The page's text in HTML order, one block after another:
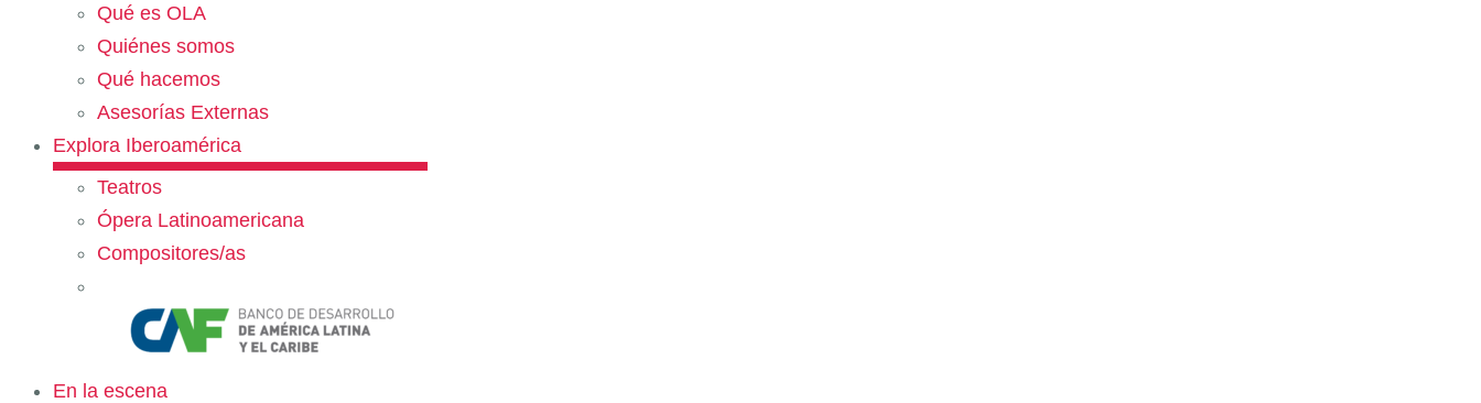
Qué es OLA
Quiénes somos
Qué hacemos
Asesorías Externas
Explora Iberoamérica
Teatros
Ópera Latinoamericana
Compositores/as
En la escena